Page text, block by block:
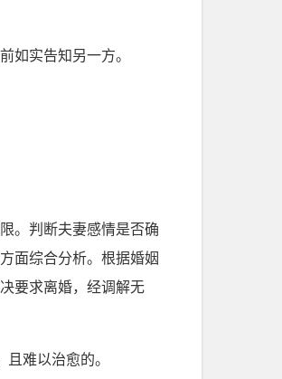
实告知另一方。
。判断夫妻感情是否确
面综合分析。根据婚姻
要求离婚，经调解无
难以治愈的。